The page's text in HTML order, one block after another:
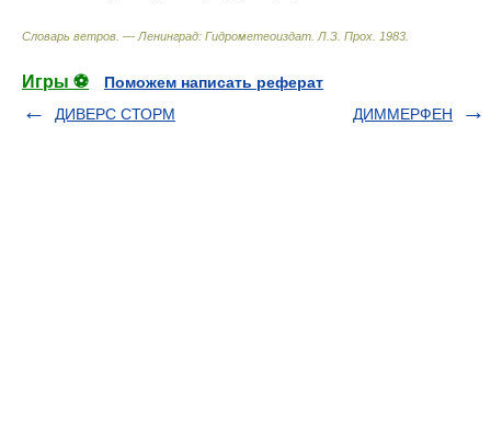
Словарь ветров. — Ленинград: Гидрометеоиздат Л.З. Прох 1983
Игры ⚽
Поможем написать реферат
ДИВЕРС СТОРМ
ДИММЕРФЕН